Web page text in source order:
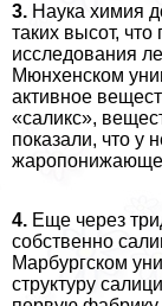
3. Наука химия
таких высот,
исследования
Мюнхенском
активное
«саликс»,
показали, что у
4. Еще через
собственно
Марбургском
структуру